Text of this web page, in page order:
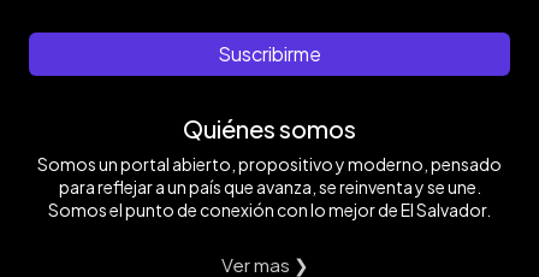
Suscribirme
Quiénes somos
Somos un portal abierto, propositivo y moderno, pensado
para reflejar a un país que avanza, se reinventa y se une.
Somos el punto de conexión con lo mejor de El Salvador.
Ver mas ❯